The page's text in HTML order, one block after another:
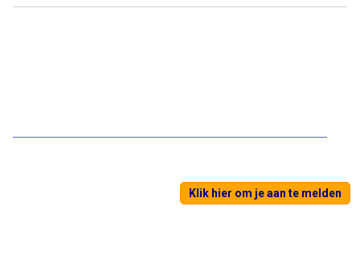
Klik hier om je aan te melden